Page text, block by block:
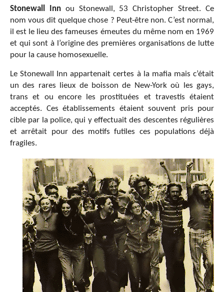
Stonewall Innou Stonewall, 53 Christopher Street. Ce
nom vous dit quelque chose ? Peut-être non. C’est normal,
il est le lieu des fameuses émeutes du même nom en 1969
et qui sont à l’origine des premières organisations de lutte
pour la cause homosexuelle.
Le Stonewall Inn appartenait certes à la mafia mais c’était
un des rares lieux de boisson de New-York où les gays,
trans et ou encore les prostituées et travestis étaient
acceptés. Ces établissements étaient souvent pris pour
cible par la police, qui y effectuait des descentes régulières
et arrêtait pour des motifs futiles ces populations déjà
fragiles.